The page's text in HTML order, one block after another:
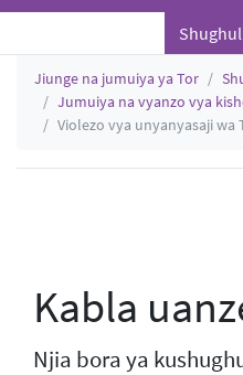
Jiunge na jumuiya ya Tor
Jumuiya na vyanzo vya
Violezo vya unyanyasaji wa
Kabla
Njia bora ya